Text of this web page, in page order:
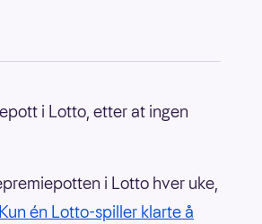
i Lotto, etter at ingen
i Lotto hver uke,
Kun én Lotto-spiller klarte å